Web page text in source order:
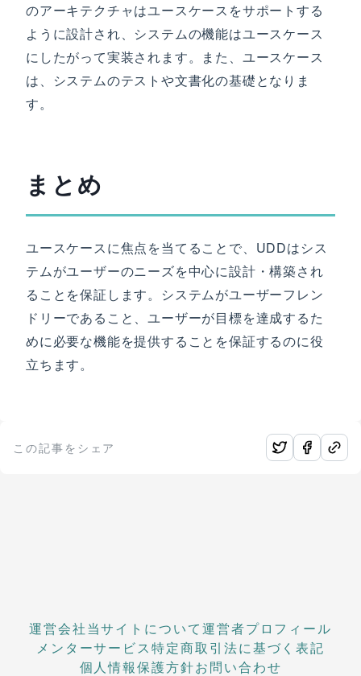
のアーキテクチャはユースケースをサポートする
ように設計され、システムの機能はユースケース
にしたがって実装されます。また、ユースケース
は、システムのテストや文書化の基礎となりま
す。
まとめ
ユースケースに焦点を当てることで、UDDはシス
テムがユーザーのニーズを中心に設計・構築され
ることを保証します。システムがユーザーフレン
ドリーであること、ユーザーが目標を達成するた
めに必要な機能を提供することを保証するのに役
立ちます。
この記事をシェア
運営会社当サイトについて運営者プロフィール
メンターサービス特定商取引法に基づく表記
個人情報保護方針お問い合わせ